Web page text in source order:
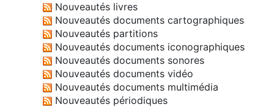
Nouveautés livres
Nouveautés documents cartographiques
Nouveautés partitions
Nouveautés documents iconographiques
Nouveautés documents sonores
Nouveautés documents vidéo
Nouveautés documents multimédia
Nouveautés périodiques